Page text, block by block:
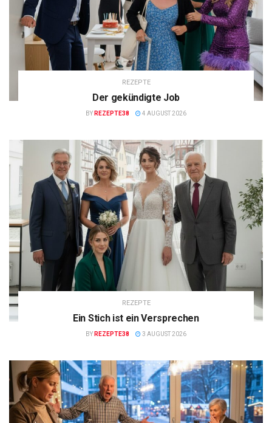
REZEPTE
Der gekündigte Job
BY REZEPTE38 4 AUGUST 2026
REZEPTE
Ein Stich ist ein Versprechen
BY REZEPTE38 3 AUGUST 2026